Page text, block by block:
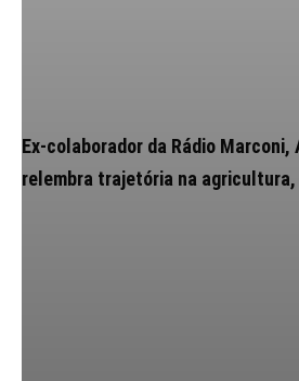
Ex-colaborador da Rádio
relembra trajetória na agricultura,